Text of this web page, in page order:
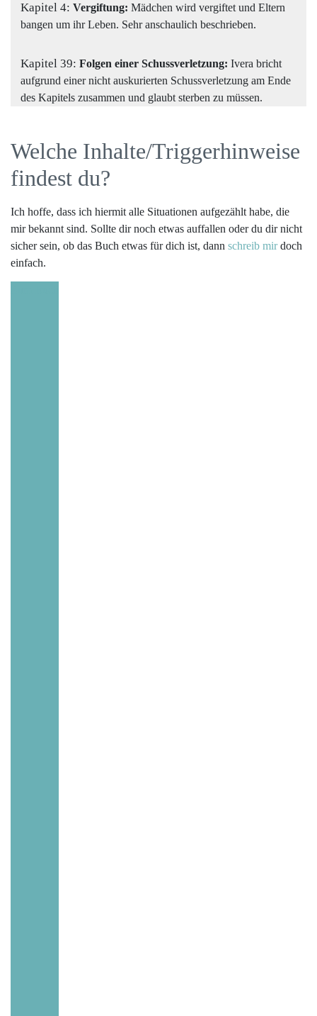
Kapitel 4: Vergiftung: Mädchen wird vergiftet und Eltern
bangen um ihr Leben. Sehr anschaulich beschrieben.
Kapitel 39: Folgen einer Schussverletzung: Ivera bricht
aufgrund einer nicht auskurierten Schussverletzung am Ende
des Kapitels zusammen und glaubt sterben zu müssen.
Welche Inhalte/Triggerhinweise
findest du?
Ich hoffe, dass ich hiermit alle Situationen aufgezählt habe, die
mir bekannt sind. Sollte dir noch etwas auffallen oder du dir nicht
sicher sein, ob das Buch etwas für dich ist, dann schreib mirdoch
einfach.